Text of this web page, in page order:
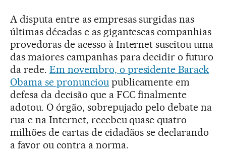
A disputa entre as empresas surgidas nas
últimas décadas e as gigantescas companhias
provedoras de acesso à Internet suscitou uma
das maiores campanhas para decidir o futuro
da rede. Em novembro, o presidente Barack
Obama se pronuncioupublicamente em
defesa da decisão que a FCC finalmente
adotou. O órgão, sobrepujado pelo debate na
rua e na Internet, recebeu quase quatro
milhões de cartas de cidadãos se declarando
a favor ou contra a norma.